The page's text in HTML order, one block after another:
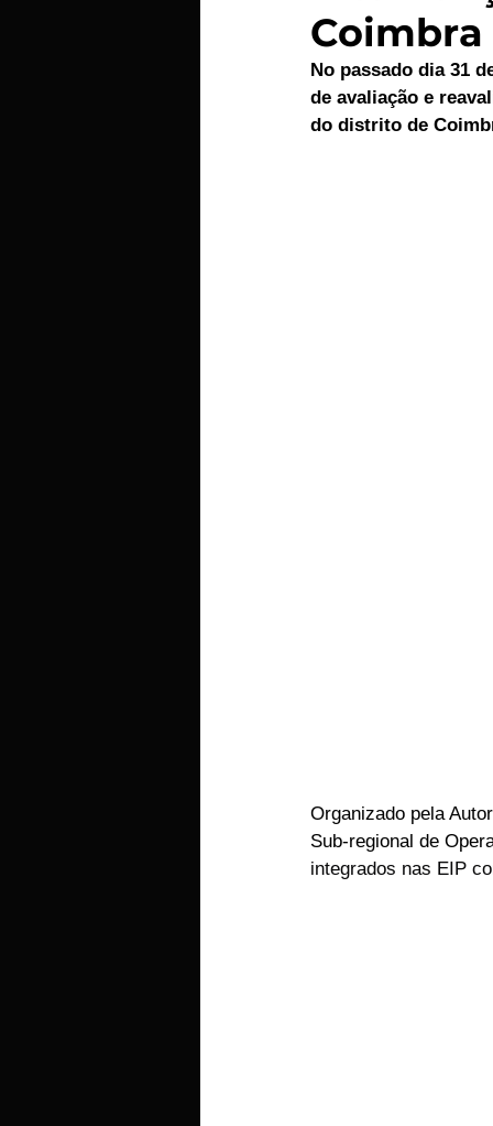
EMPRESAS ARTIGOS LUSA
Coimbra
No passado dia 31
de avaliação e
do distrito de
Organizado pela
Sub-regional de
integrados nas EIP